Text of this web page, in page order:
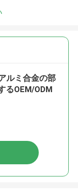
ルミ合金の部
るOEM/ODM